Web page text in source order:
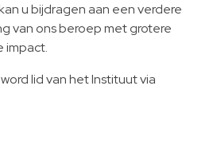
u bijdragen aan een verdere
van ons beroep met grotere
impact.
lid van het Instituut via